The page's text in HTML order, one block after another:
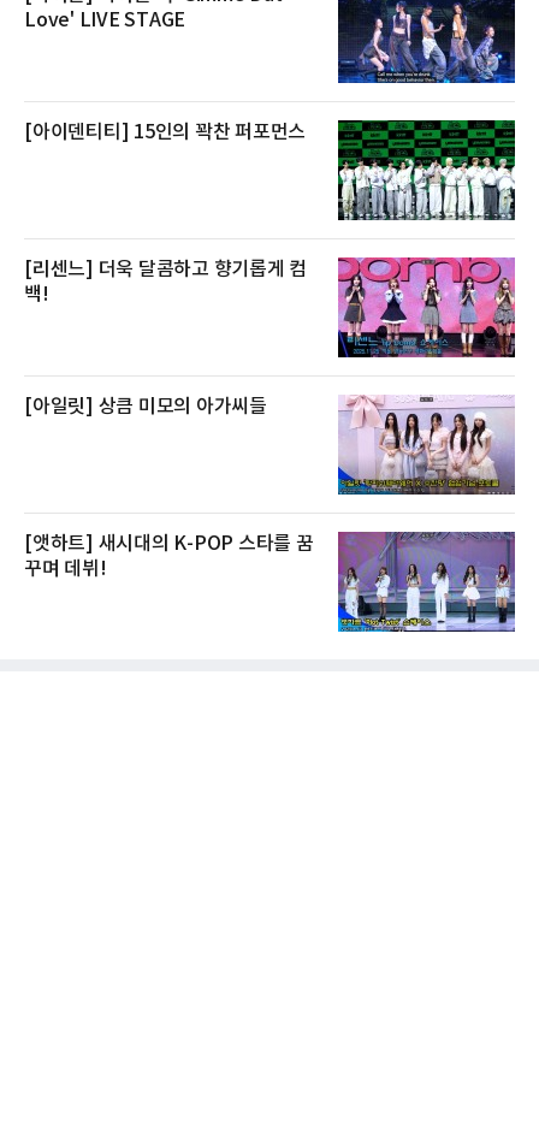
키지는 객실 1박(룸 온리)으로 심플한 호캉스를
즐길 수 있으며, 이그제큐티브 패키지는 객실 1
Love' LIVE STAGE
[아이덴티티] 15인의 꽉찬 퍼포먼스
[리센느] 더욱 달콤하고 향기롭게 컴
백!
[아일릿] 상큼 미모의 아가씨들
[앳하트] 새시대의 K-POP 스타를 꿈
꾸며 데뷔!